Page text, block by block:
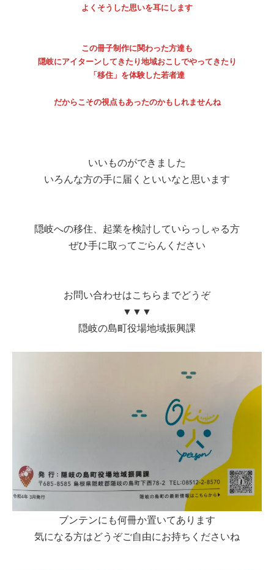
よくそうした思いを耳にします
この冊子制作に関わった方達も
隠岐にアイターンしてきたり地域おこしでやってきたり
「移住」を体験した若者達
だからこその視点もあったのかもしれませんね
いいものができました
いろんな方の手に届くといいなと思います
隠岐への移住、起業を検討していらっしゃる方
ぜひ手に取ってごらんください
お問い合わせはこちらまでどうぞ
▼▼▼
隠岐の島町役場地域振興課
ブンテンにも何冊か置いてあります
気になる方はどうぞご自由にお持ちくださいね